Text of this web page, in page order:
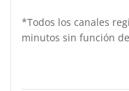
*Todos los canales
minutos sin función